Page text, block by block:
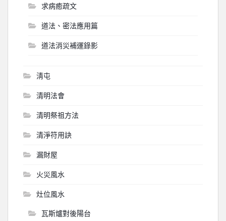
求病癒疏文
道法、密法應用篇
道法消災補運錄影
淸屯
清明法會
清明祭祖方法
清淨符用訣
漏財屋
火災風水
灶位風水
瓦斯爐對後陽台